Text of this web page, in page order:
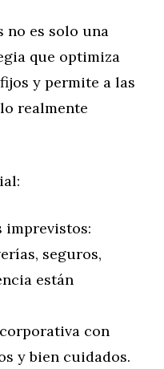
no es solo una
que optimiza
y permite a las
realmente
imprevistos:
seguros,
están
con
y bien cuidados.